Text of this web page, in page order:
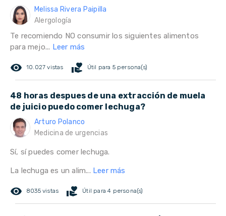
Melissa Rivera Paipilla
Alergología
Te recomiendo NO consumir los siguientes alimentos
para mejo... Leer más
remove_red_eye 10.027 vistas volunteer_activism Útil para 5 persona(s)
48 horas despues de una extracción de muela
de juicio puedo comer lechuga?
Arturo Polanco
Medicina de urgencias
Sí, sí puedes comer lechuga.
La lechuga es un alim... Leer más
remove_red_eye 8035 vistas volunteer_activism Útil para 4 persona(s)